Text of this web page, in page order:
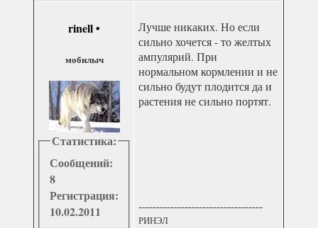
rinell•
мобилыч
Статистика:
Сообщений:
8
Регистрация:
10.02.2011
Лучше никаких. Но если
сильно хочется - то желтых
ампулярий. При
нормальном кормлении и не
сильно будут плодится да и
растения не сильно портят.
-----------------------------------
РИНЭЛ